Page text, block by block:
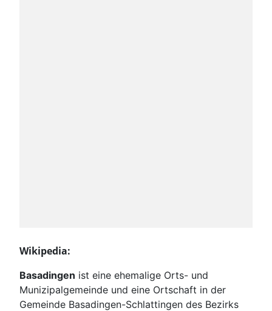
Wikipedia:
Basadingen ist eine ehemalige Orts- und
Munizipalgemeinde und eine Ortschaft in der
Gemeinde Basadingen-Schlattingen des Bezirks